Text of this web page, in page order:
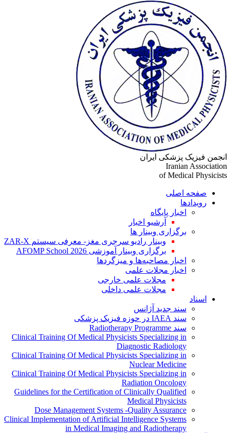
فیزیک پزشکی ایران
Iranian
of Medical
صفحه اصلی
رویدادها
اخبار پایگاه
آرشیو اخبار
برگزاری وبینار ها
وبینار رادیو سرجری مغز- معرفی سیستم ZAR-X
برگزاری وبینار آموزشی AFOMP School 2026
اخبار مصاحبه‌ها و میزگردها
اخبار مجلات علمی
مجلات علمی خارجی
مجلات علمی داخلی
اسناد
سند جدید آژانس
سند IAEA در حوزه فیزیک پزشکی
سند Radiotherapy Programme
Clinical Training Of Medical Physicists Specializing in
Diagnostic Radiology
Clinical Training Of Medical Physicists Specializing in
Nuclear Medicine
Clinical Training Of Medical Physicists Specializing in
Radiation Oncology
Guidelines for the Certification of Clinically Qualified
Medical Physicists
Dose Management Systems -Quality Assurance
Clinical Implementation of Artificial Intelligence Systems
in Medical Imaging and Radiotherapy